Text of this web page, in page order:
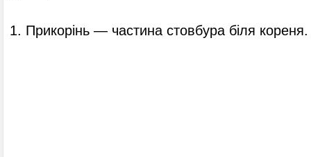
1. Прикорінь — частина стовбура біля кореня.